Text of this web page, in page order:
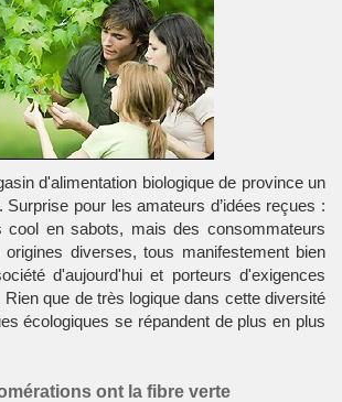
d'alimentation biologique de province un
pour les amateurs d’idées reçues :
cool en sabots, mais des consommateurs
diverses, tous manifestement bien
d'aujourd'hui et porteurs d'exigences
que de très logique dans cette diversité
écologiques se répandent de plus en plus
ont la fibre verte